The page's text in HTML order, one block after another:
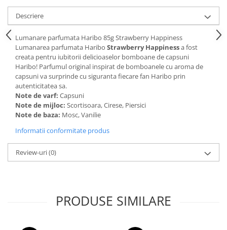
Descriere
Lumanare parfumata Haribo 85g Strawberry Happiness
Lumanarea parfumata Haribo Strawberry Happinessa fost
creata pentru iubitorii delicioaselor bomboane de capsuni
Haribo! Parfumul original inspirat de bomboanele cu aroma de
capsuni va surprinde cu siguranta fiecare fan Haribo prin
autenticitatea sa.
Note de varf: Capsuni
Note de mijloc: Scortisoara, Cirese, Piersici
Note de baza: Mosc, Vanilie
Informatii conformitate produs
Review-uri(0)
PRODUSE SIMILARE